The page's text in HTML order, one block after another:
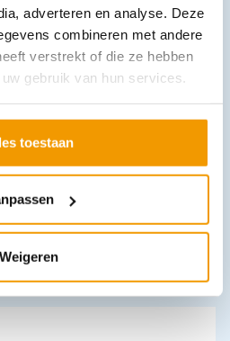
adverteren en analyse. Deze
combineren met andere
verstrekt of die ze hebben
gebruik van hun services.
toestaan
Weigeren
C serie MR62
Leverbaar